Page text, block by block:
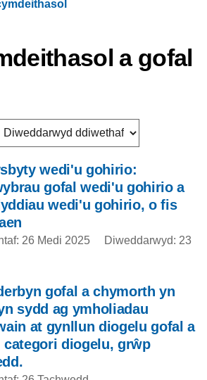
a gofal
wedi'u gohirio:
gofal wedi'u gohirio a
wedi'u gohirio, o fis
26 Medi 2025
Diweddarwyd: 23
gofal a chymorth yn
sydd ag ymholiadau
at gynllun diogelu gofal a
diogelu, grŵp